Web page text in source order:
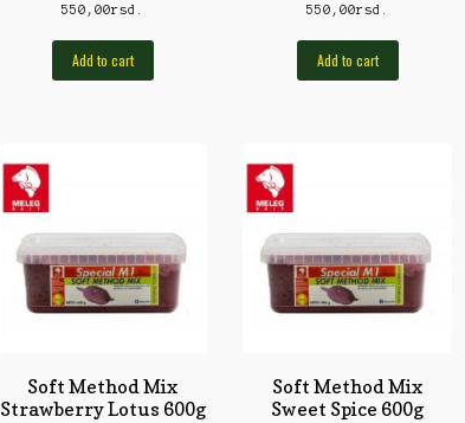
550,00rsd.
Add to cart
550,00rsd.
Add to cart
Soft Method Mix
Strawberry Lotus 600g
Soft Method Mix
Sweet Spice 600g